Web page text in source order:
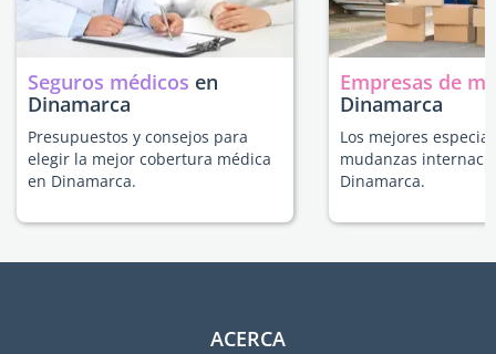
Seguros médicos en
Dinamarca
Presupuestos y consejos para
elegir la mejor cobertura médica
en Dinamarca.
Empresas de
Dinamarca
Los mejores
mudanzas
Dinamarca.
ACERCA